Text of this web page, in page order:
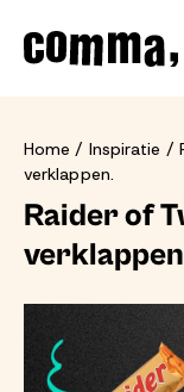
Home Inspiratie
verklappen.
Raider of